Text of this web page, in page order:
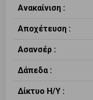
Ανακαίνιση :
Αποχέτευση :
Ασανσέρ :
Δάπεδα :
Δίκτυο Η/Υ :